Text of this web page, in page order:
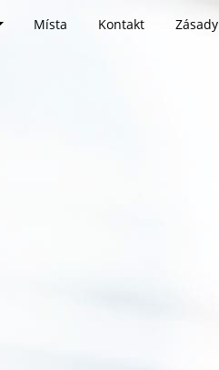
Místa Kontakt Zásady